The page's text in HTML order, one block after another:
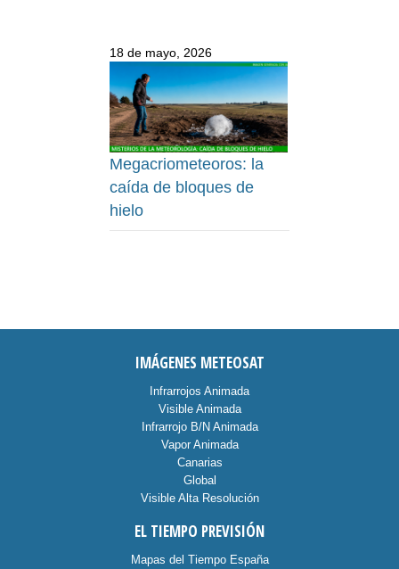
18 de mayo, 2026
Megacriometeoros: la
caída de bloques de
hielo
IMÁGENES METEOSAT
Infrarrojos Animada
Visible Animada
Infrarrojo B/N Animada
Vapor Animada
Canarias
Global
Visible Alta Resolución
EL TIEMPO PREVISIÓN
Mapas del Tiempo España